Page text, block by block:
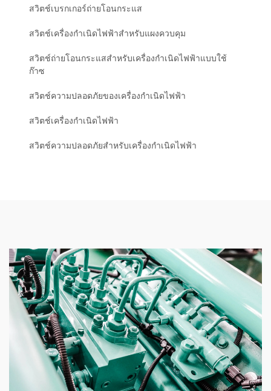
สวิตช์เบรกเกอร์ถ่ายโอนกระแส
สวิตช์เครื่องกำเนิดไฟฟ้าสำหรับแผงควบคุม
สวิตช์ถ่ายโอนกระแสสำหรับเครื่องกำเนิดไฟฟ้าแบบใช้
ก๊าซ
สวิตช์ความปลอดภัยของเครื่องกำเนิดไฟฟ้า
สวิตช์เครื่องกำเนิดไฟฟ้า
สวิตช์ความปลอดภัยสำหรับเครื่องกำเนิดไฟฟ้า